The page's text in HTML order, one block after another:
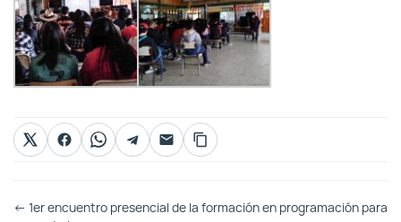
Otras
← 1er encuentro presencial de la formación en programación para